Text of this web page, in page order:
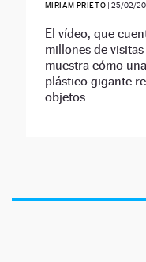
MIRIAM PRIETO |25/02/
El vídeo, que
millones de
muestra cómo
plástico gigante
objetos.